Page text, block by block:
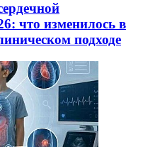
что изменилось в
подходе